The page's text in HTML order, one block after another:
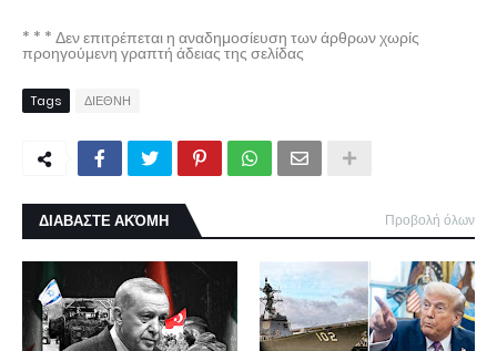
* * * Δεν επιτρέπεται η αναδημοσίευση των άρθρων χωρίς
προηγούμενη γραπτή άδειας της σελίδας
Tags ΔΙΕΘΝΗ
ΔΙΑΒΑΣΤΕ ΑΚΌΜΗ Προβολή όλων